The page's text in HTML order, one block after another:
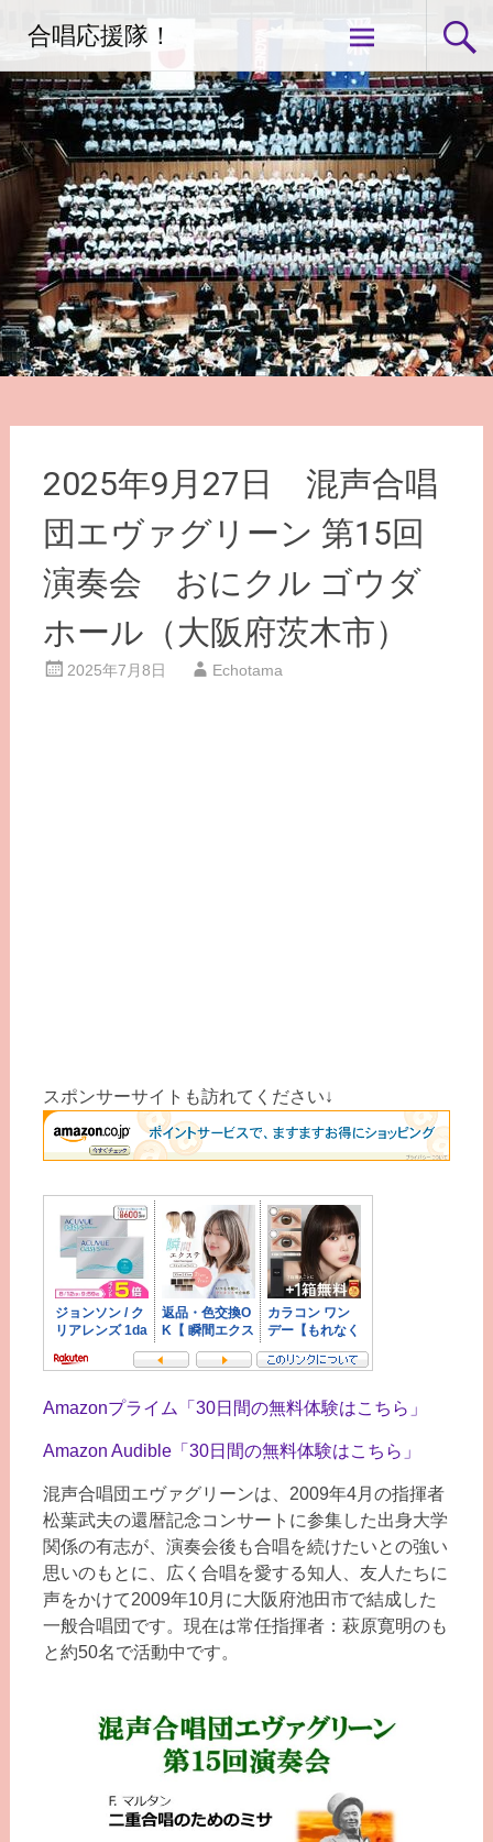
ン
ツ
へ
ス
合唱応援隊！
2025年9月27日 混声合唱
団エヴァグリーン 第15回
演奏会 おにクル ゴウダ
ホール（大阪府茨木市）
2025年7月8日 Echotama
スポンサーサイトも訪れてください↓
Amazonプライム「30日間の無料体験はこちら」
Amazon Audible「30日間の無料体験はこちら」
混声合唱団エヴァグリーンは、2009年4月の指揮者
松葉武夫の還暦記念コンサートに参集した出身大学
関係の有志が、演奏会後も合唱を続けたいとの強い
思いのもとに、広く合唱を愛する知人、友人たちに
声をかけて2009年10月に大阪府池田市で結成した
一般合唱団です。現在は常任指揮者：萩原寛明のも
と約50名で活動中です。